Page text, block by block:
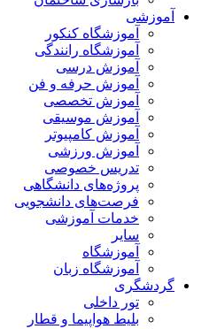
آموزشی
آموزشگاه کنکور
آموزشگاه رانندگی
آموزش درسی
آموزش حرفه و فن
آموزش تخصصی
آموزش موسیقی
آموزش کامپیوتر
آموزش ورزشی
تدریس خصوصی
پروژه‌های دانشگاهی
فرصت‌های دانشجویی
خدمات آموزشی
سایر
آموزشگاه
آموزشگاه زبان
گردشگری
تور داخلی
بلیط هواپیما و قطار